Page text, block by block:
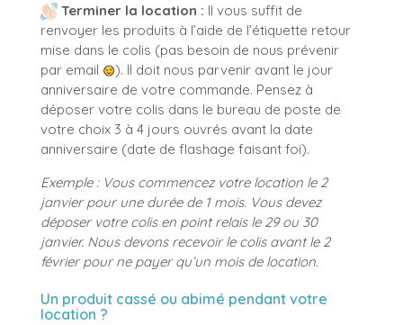
Terminer la location : Il vous suffit de
renvoyer les produits à l’aide de l’étiquette retour
mise dans le colis (pas besoin de nous prévenir
par email
). Il doit nous parvenir avant le jour
anniversaire de votre commande. Pensez à
déposer votre colis dans le bureau de poste de
votre choix 3 à 4 jours ouvrés avant la date
anniversaire (date de flashage faisant foi).
Exemple : Vous commencez votre location le 2
janvier pour une durée de 1 mois. Vous devez
déposer votre colis en point relais le 29 ou 30
janvier. Nous devons recevoir le colis avant le 2
février pour ne payer qu’un mois de location.
Un produit cassé ou abimé pendant votre
location ?